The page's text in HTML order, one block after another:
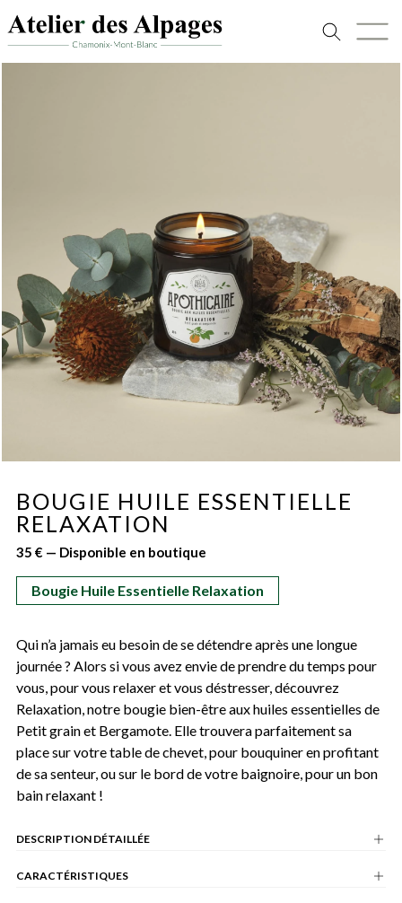
BOUGIE HUILE ESSENTIELLE
RELAXATION
35 € — Disponible en boutique
Bougie Huile Essentielle Relaxation
Qui n’a jamais eu besoin de se détendre après une longue
journée ? Alors si vous avez envie de prendre du temps pour
vous, pour vous relaxer et vous déstresser, découvrez
Relaxation, notre bougie bien-être aux huiles essentielles de
Petit grain et Bergamote. Elle trouvera parfaitement sa
place sur votre table de chevet, pour bouquiner en profitant
de sa senteur, ou sur le bord de votre baignoire, pour un bon
bain relaxant !
DESCRIPTION DÉTAILLÉE
CARACTÉRISTIQUES